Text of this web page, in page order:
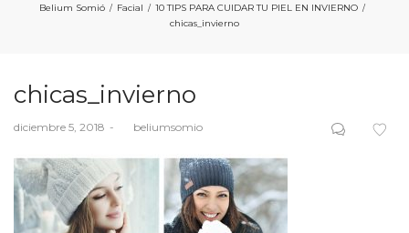
Belium Somió / Facial / 10 TIPS PARA CUIDAR TU PIEL EN INVIERNO /
chicas_invierno
chicas_invierno
Posted
diciembre 5, 2018 beliumsomio